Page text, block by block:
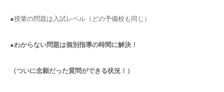
●授業の問題は入試レベル（どの予備校も同じ）
●わからない問題は個別指導の時間に解決！
（ついに念願だった質問ができる状況！）